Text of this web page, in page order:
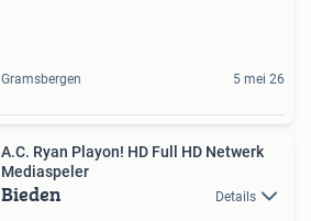
Gramsbergen 5 mei 26
A.C. Ryan Playon! HD Full HD Netwerk
Mediaspeler
Bieden Details